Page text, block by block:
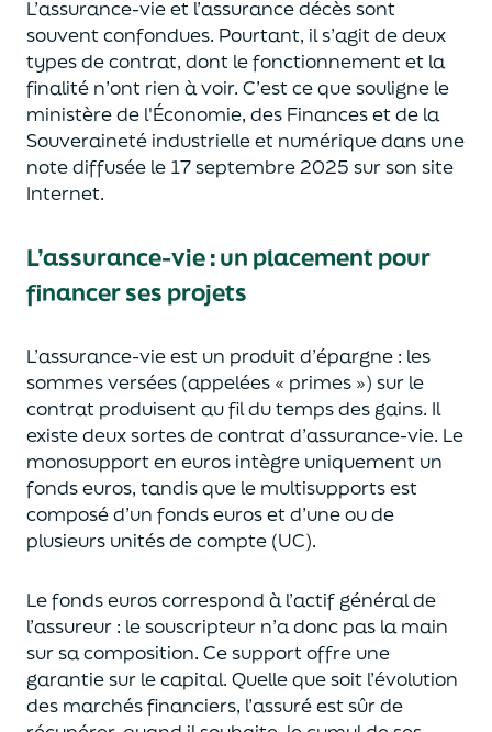
L’assurance-vie et l’assurance décès sont
souventconfondues. Pourtant, il s’agit de deux
types de contrat, dont le fonctionnement et la
finalité n’ont rien à voir. C’est ce que souligne le
ministère de l'Économie, des Financeset de la
Souveraineté industrielle et numériquedans une
note diffusée le 17 septembre 2025 sur son site
Internet.
L’assurance-vie : un placement pour
financer ses projets
L’assurance-vie est un produit d’épargne : les
sommes versées (appelées « primes ») sur le
contrat produisent au fil du temps des gains. Il
existe deux sortesde contrat d’assurance-vie. Le
monosupport en euros intègre uniquement un
fonds euros, tandis que le multisupports est
composé d’un fonds euros et d’une ou de
plusieurs unités de compte (UC).
Le fonds euros correspond à l’actif général de
l’assureur : le souscripteur n’a donc pas la main
sur sa composition. Ce support offre une
garantie sur le capital. Quelle que soit l’évolution
des marchés financiers, l’assuré est sûr de